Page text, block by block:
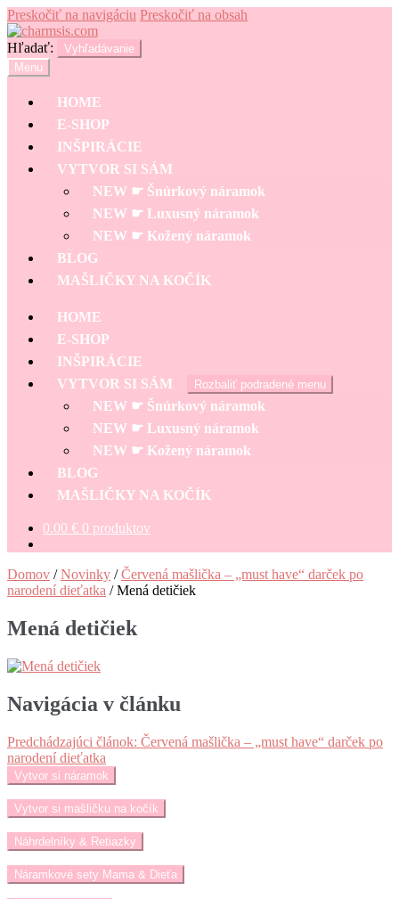
Preskočiť na navigáciu Preskočiť na obsah
Hľadať:
Vyhľadávanie
Menu
HOME
E-SHOP
INŠPIRÁCIE
VYTVOR SI SÁM
NEW ☛ Šnúrkový náramok
NEW ☛ Luxusný náramok
NEW ☛ Kožený náramok
BLOG
MAŠLIČKY NA KOČÍK
HOME
E-SHOP
INŠPIRÁCIE
VYTVOR SI SÁM
Rozbaliť podradené menu
NEW ☛ Šnúrkový náramok
NEW ☛ Luxusný náramok
NEW ☛ Kožený náramok
BLOG
MAŠLIČKY NA KOČÍK
0.00 € 0 produktov
Domov /Novinky /Červená mašlička – „must have“ darček po
narodení dieťatka /Mená detičiek
Mená detičiek
Navigácia v článku
Predchádzajúci článok: Červená mašlička – „must have“ darček po
narodení dieťatka
Vytvor si náramok
Vytvor si mašličku na kočík
Náhrdelníky & Retiazky
Náramkové sety Mama & Dieťa